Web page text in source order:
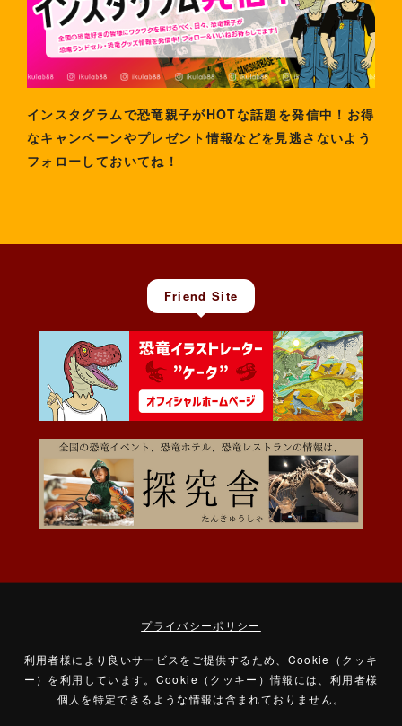
インスタグラムで恐竜親子がHOTな話題を発信中！お得
なキャンペーンやプレゼント情報などを見逃さないよう
フォローしておいてね！
Friend Site
プライバシーポリシー
利用者様により良いサービスをご提供するため、Cookie（クッキ
ー）を利用しています。 Cookie（クッキー）情報には、利用者様
個人を特定できるような情報は含まれておりません。